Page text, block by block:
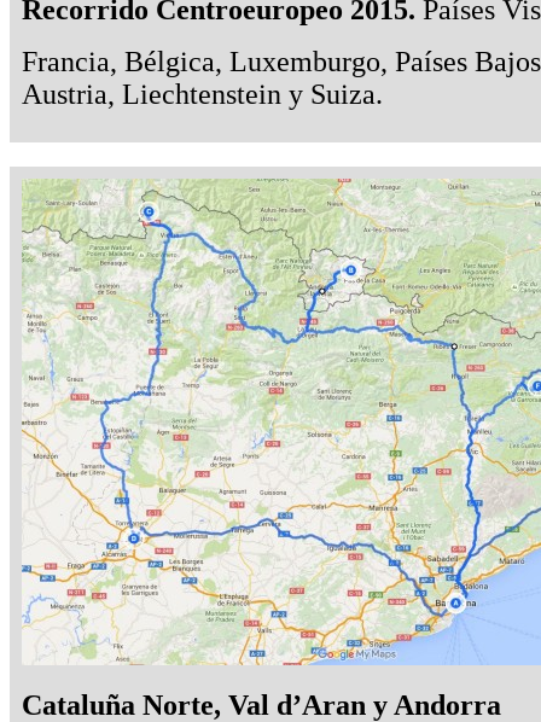
Recorrido Centroeuropeo 2015. Países
Francia, Bélgica, Luxemburgo, Países
Austria, Liechtenstein y Suiza.
Cataluña Norte, Val d’Aran y Andorra